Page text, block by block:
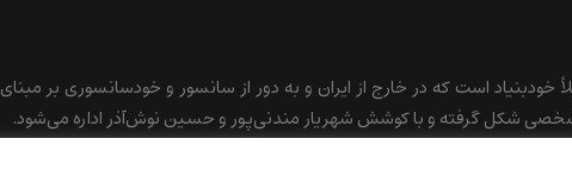
خودبنیاد است که در خارج از ایران و به دور از سانسور و خودسانسوری بر مبنای
شکل گرفته و با کوشش شهریار مندنی‌پور و حسین نوش‌آذر اداره می‌شود.